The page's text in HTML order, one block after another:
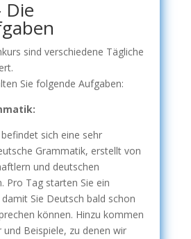
Die
sind verschiedene Tägliche
Sie folgende Aufgaben:
sich eine sehr
Grammatik, erstellt von
und deutschen
Pro Tag starten Sie ein
Sie Deutsch bald schon
können. Hinzu kommen
Beispiele, zu denen wir